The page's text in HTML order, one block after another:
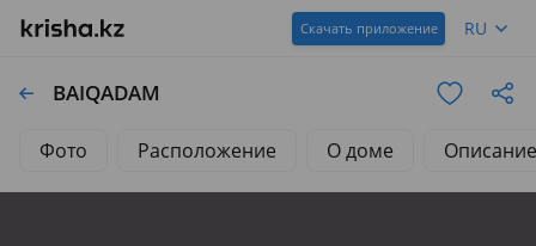
Скачать приложение RU
BAIQADAM
Фото Расположение О доме Описание